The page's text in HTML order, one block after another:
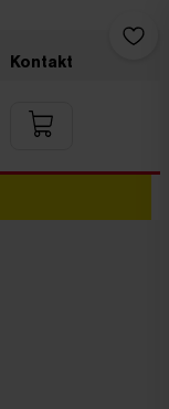
Kontakt